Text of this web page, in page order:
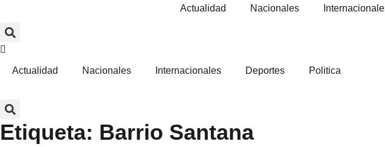
Actualidad Nacionales
Actualidad Nacionales Internacionales Deportes Politica
Etiqueta: Barrio Santana